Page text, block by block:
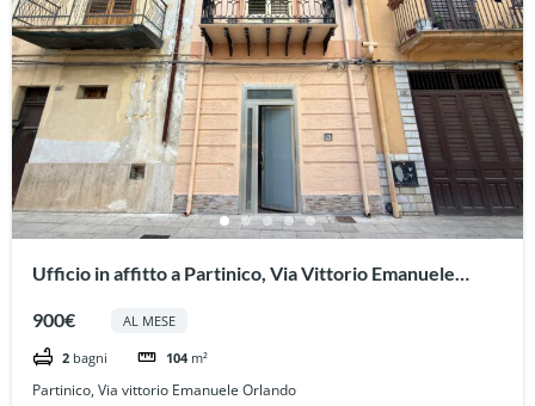
Ufficio in affitto a Partinico, Via Vittorio Emanuele
900€ AL MESE
2 bagni 104 m²
Partinico, Via vittorio Emanuele Orlando